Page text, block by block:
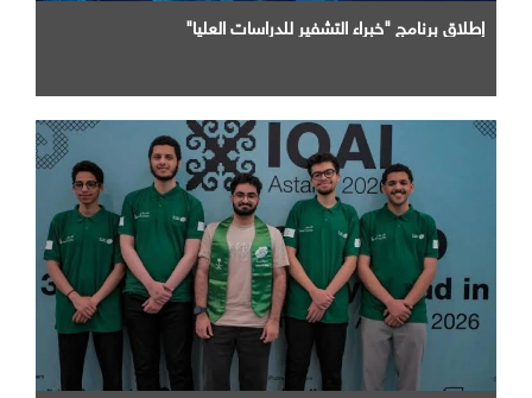
إطلاق برنامج "خبراء التشفير للدراسات العليا"